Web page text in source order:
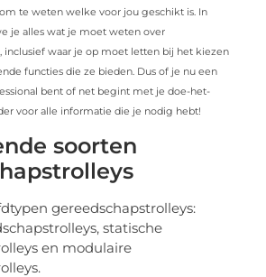
te weten welke voor jou geschikt is. In
je alles wat je moet weten over
inclusief waar je op moet letten bij het kiezen
functies die ze bieden. Dus of je nu een
bent of net begint met je doe-het-
voor alle informatie die je nodig hebt!
soorten
gereedschapstrolleys:
statische
en modulaire